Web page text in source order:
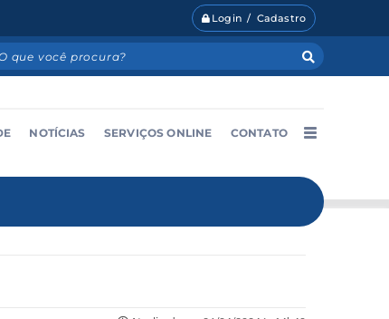
Login / Cadastro
NOTÍCIAS SERVIÇOS ONLINE CONTATO